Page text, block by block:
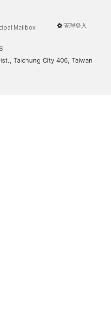
User
管理登入
Mailbox
Taichung City 406, Taiwan